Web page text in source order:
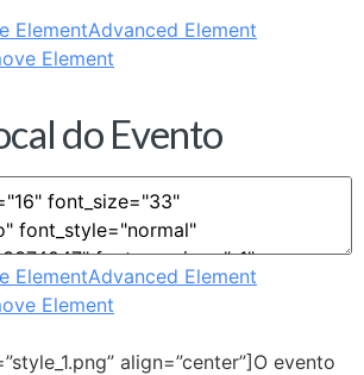
ElementAdvanced Element
Element
do Evento
ElementAdvanced Element
Element
align=”center”]O evento